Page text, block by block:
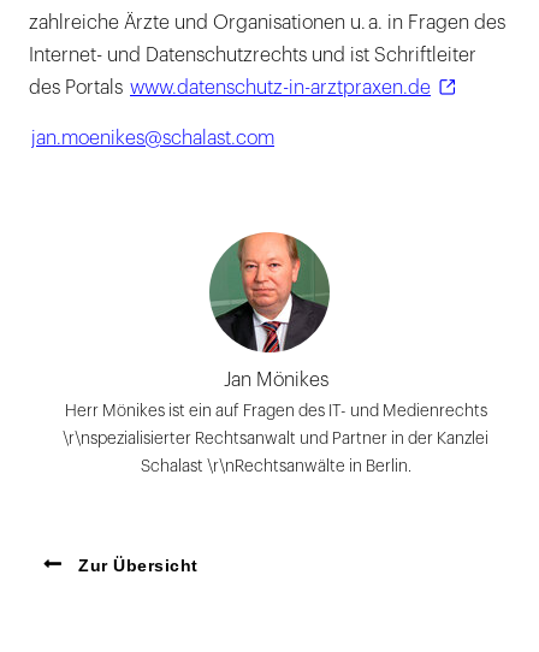
zahlreiche Ärzte und Organisationen u. a. in Fragen des
Internet- und Datenschutzrechts und ist Schriftleiter
des Portals www.datenschutz-in-arztpraxen.de
jan.moenikes@schalast.com
Jan Mönikes
Herr Mönikes ist ein auf Fragen des IT- und Medienrechts
\r\nspezialisierter Rechtsanwalt und Partner in der Kanzlei
Schalast \r\nRechtsanwälte in Berlin.
Zur Übersicht